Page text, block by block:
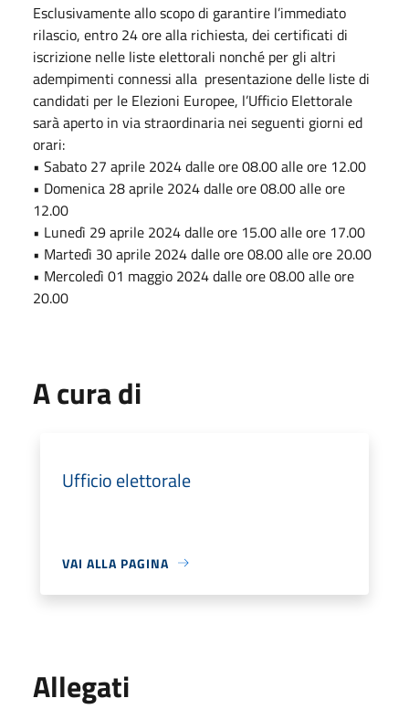
Esclusivamente allo scopo di garantire l’immediato
rilascio, entro 24 ore alla richiesta, dei certificati di
iscrizione nelle liste elettorali nonché per gli altri
adempimenti connessi alla presentazione delle liste di
candidati per le Elezioni Europee, l’Ufficio Elettorale
sarà aperto in via straordinaria nei seguenti giorni ed
orari:
• Sabato 27 aprile 2024 dalle ore 08.00 alle ore 12.00
• Domenica 28 aprile 2024 dalle ore 08.00 alle ore
12.00
• Lunedì 29 aprile 2024 dalle ore 15.00 alle ore 17.00
• Martedì 30 aprile 2024 dalle ore 08.00 alle ore 20.00
• Mercoledì 01 maggio 2024 dalle ore 08.00 alle ore
20.00
A cura di
Ufficio elettorale
VAI ALLA PAGINA
Allegati